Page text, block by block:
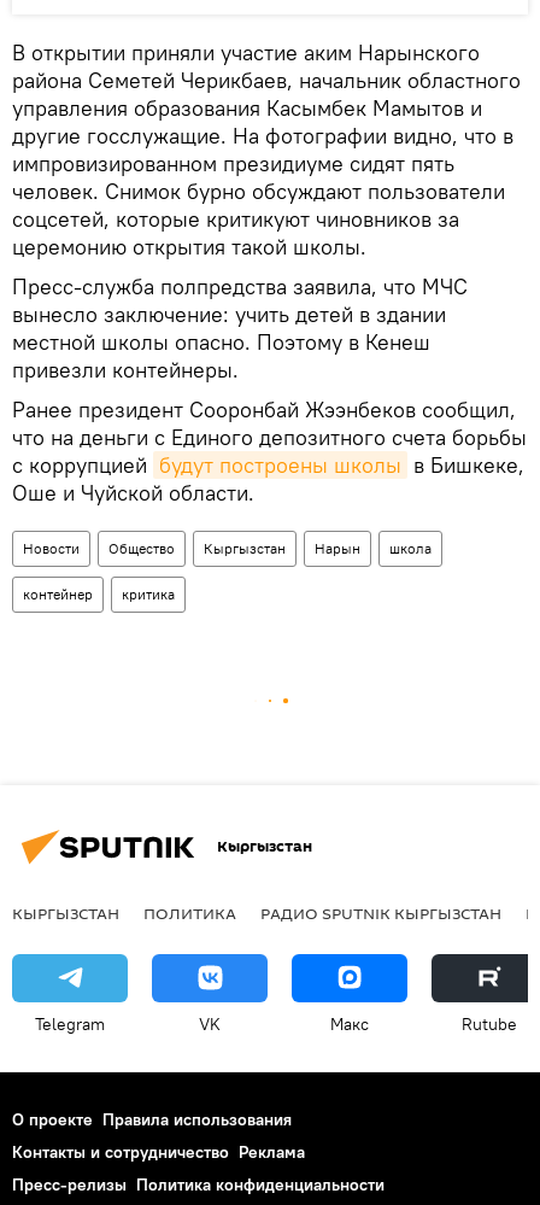
В открытии приняли участие аким Нарынского
района Семетей Черикбаев, начальник областного
управления образования Касымбек Мамытов и
другие госслужащие. На фотографии видно, что в
импровизированном президиуме сидят пять
человек. Снимок бурно обсуждают пользователи
соцсетей, которые критикуют чиновников за
церемонию открытия такой школы.
Пресс-служба полпредства заявила, что МЧС
вынесло заключение: учить детей в здании
местной школы опасно. Поэтому в Кенеш
привезли контейнеры.
Ранее президент Сооронбай Жээнбеков сообщил,
что на деньги с Единого депозитного счета борьбы
с коррупцией будут построены школы в Бишкеке,
Оше и Чуйской области.
Новости Общество Кыргызстан Нарын школа
контейнер критика
Кыргызстан
КЫРГЫЗСТАН ПОЛИТИКА РАДИО SPUTNIK КЫРГЫЗСТАН
Telegram VK Макс Rutube
О проекте Правила использования
Контакты и сотрудничество Реклама
Пресс-релизы Политика конфиденциальности